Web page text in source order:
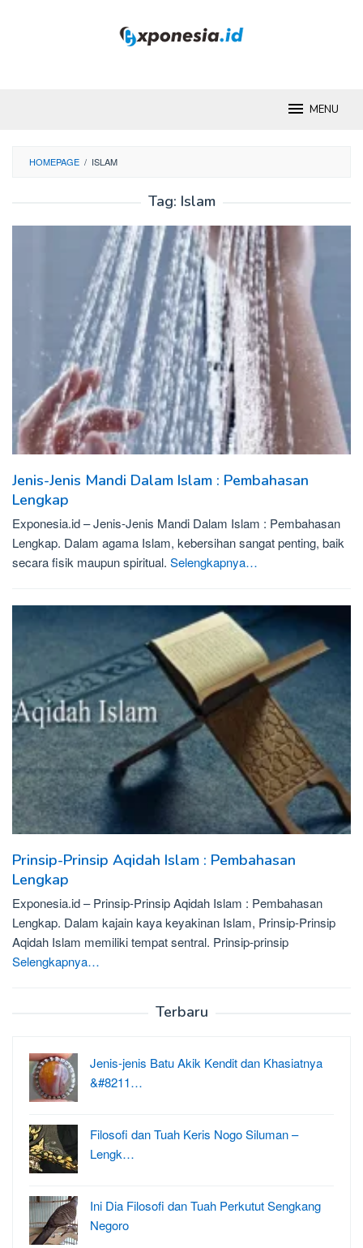
MENU
HOMEPAGE / ISLAM
Tag: Islam
Jenis-Jenis Mandi Dalam Islam : Pembahasan
Lengkap
Exponesia.id – Jenis-Jenis Mandi Dalam Islam : Pembahasan
Lengkap. Dalam agama Islam, kebersihan sangat penting, baik
secara fisik maupun spiritual. Selengkapnya…
Prinsip-Prinsip Aqidah Islam : Pembahasan
Lengkap
Exponesia.id – Prinsip-Prinsip Aqidah Islam : Pembahasan
Lengkap. Dalam kajain kaya keyakinan Islam, Prinsip-Prinsip
Aqidah Islam memiliki tempat sentral. Prinsip-prinsip
Selengkapnya…
Terbaru
Jenis-jenis Batu Akik Kendit dan Khasiatnya
&#8211…
Filosofi dan Tuah Keris Nogo Siluman –
Lengk…
Ini Dia Filosofi dan Tuah Perkutut Sengkang
Negoro